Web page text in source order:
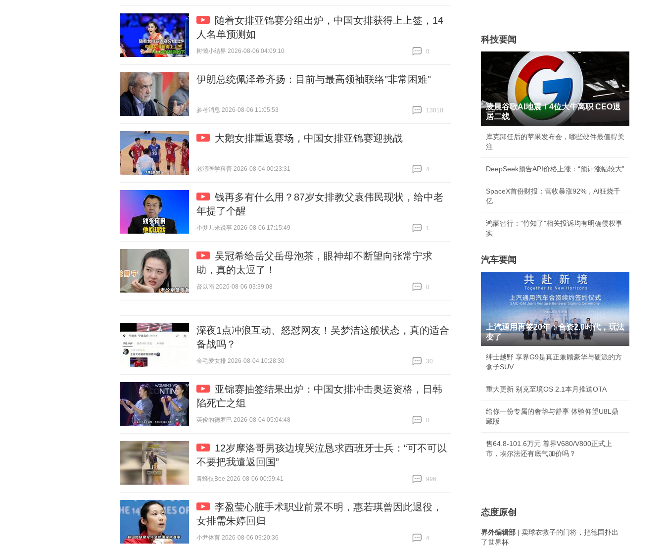
随着女排亚锦赛分组出炉，中国女排获得上上签，14
人名单预测如
树懒小结界 2026-08-06 04:09:10
0
伊朗总统佩泽希齐扬：目前与最高领袖联络"非常困难"
参考消息 2026-08-06 11:05:53
13010
大鹅女排重返赛场，中国女排亚锦赛迎挑战
老淸医学科普 2026-08-04 00:23:31
4
钱再多有什么用？87岁女排教父袁伟民现状，给中老
年提了个醒
小梦儿来说事 2026-08-06 17:15:49
1
吴冠希给岳父岳母泡茶，眼神却不断望向张常宁求
助，真的太逗了！
督以南 2026-08-06 03:39:08
0
深夜1点冲浪互动、怒怼网友！吴梦洁这般状态，真的适合
备战吗？
金毛爱女排 2026-08-04 10:28:30
30
亚锦赛抽签结果出炉：中国女排冲击奥运资格，日韩
陷死亡之组
英俊的德罗巴 2026-08-04 05:04:48
0
12岁摩洛哥男孩边境哭泣恳求西班牙士兵：“可不可以
不要把我遣返回国”
青蜂侠Bee 2026-08-06 00:59:41
996
李盈莹心脏手术职业前景不明，惠若琪曾因此退役，
女排需朱婷回归
小尹体育 2026-08-06 09:20:36
4
科技要闻
凌晨谷歌AI地震！4位大牛离职 CEO退
居二线
库克卸任后的苹果发布会，哪些硬件最值得关
注
DeepSeek预告API价格上涨：“预计涨幅较大”
SpaceX首份财报：营收暴涨92%，AI狂烧千
亿
鸿蒙智行："竹知了"相关投诉均有明确侵权事
实
汽车要闻
上汽通用再签20年：合资2.0时代，玩法
变了
绅士越野 享界G9是真正兼顾豪华与硬派的方
盒子SUV
重大更新 别克至境OS 2.1本月推送OTA
给你一份专属的奢华与舒享 体验仰望U8L鼎
藏版
售64.8-101.6万元 尊界V680/V800正式上
市，埃尔法还有底气加价吗？
态度原创
界外编辑部 | 卖球衣救子的门将，把德国扑出
了世界杯